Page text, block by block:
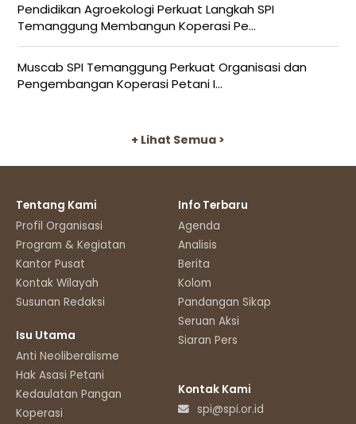
Pendidikan Agroekologi Perkuat Langkah SPI
Temanggung Membangun Koperasi Pe...
Muscab SPI Temanggung Perkuat Organisasi dan
Pengembangan Koperasi Petani I...
+ Lihat Semua >
Tentang Kami
Profil Organisasi
Program & Kegiatan
Kantor Pusat
Kontak Wilayah
Susunan Redaksi
Isu Utama
Anti Neoliberalisme
Hak Asasi Petani
Kedaulatan Pangan
Koperasi
Info Terbaru
Agenda
Analisis
Berita
Kolom
Pandangan Sikap
Seruan Aksi
Siaran Pers
Kontak Kami
spi@spi.or.id